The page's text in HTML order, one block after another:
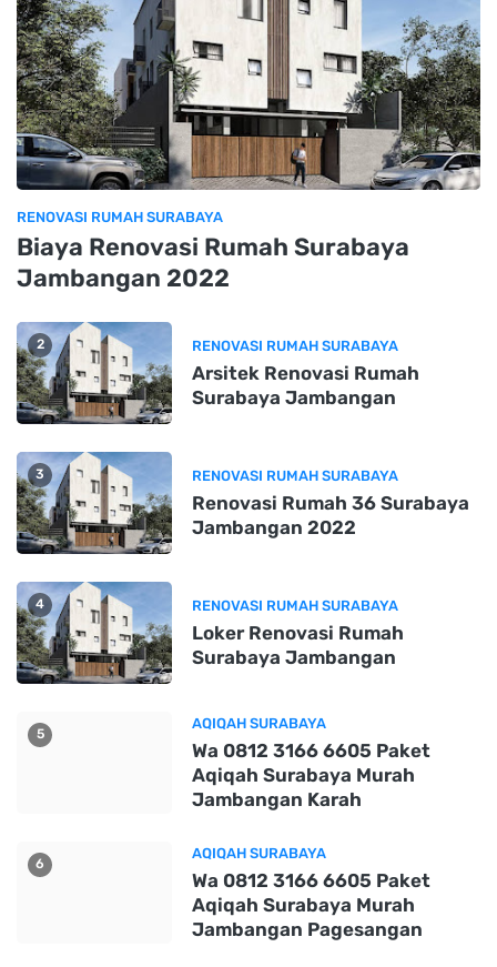
RENOVASI RUMAH SURABAYA
Biaya Renovasi Rumah Surabaya
Jambangan 2022
2 RENOVASI RUMAH SURABAYA
Arsitek Renovasi Rumah
Surabaya Jambangan
3 RENOVASI RUMAH SURABAYA
Renovasi Rumah 36 Surabaya
Jambangan 2022
4 RENOVASI RUMAH SURABAYA
Loker Renovasi Rumah
Surabaya Jambangan
5
AQIQAH SURABAYA
Wa 0812 3166 6605 Paket
Aqiqah Surabaya Murah
Jambangan Karah
6
AQIQAH SURABAYA
Wa 0812 3166 6605 Paket
Aqiqah Surabaya Murah
Jambangan Pagesangan